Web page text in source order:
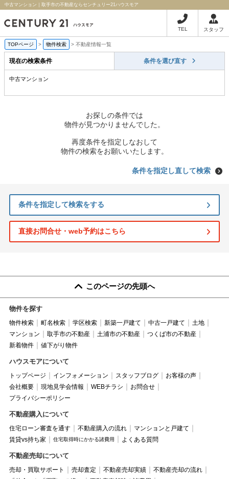
中古マンション｜取手市の不動産ならセンチュリー21ハウスモア
TEL スタッフ
TOPページ > 物件検索 > 不動産情報一覧
現在の検索条件 条件を選び直す
中古マンション
お探しの条件では
物件が見つかりませんでした。
再度条件を指定しなおして
物件の検索をお願いいたします。
条件を指定し直して検索
条件を指定して検索をする
直接お問合せ・web予約はこちら
このページの先頭へ
物件を探す
物件検索 町名検索 学区検索 新築一戸建て 中古一戸建て
土地
マンション
取手市の不動産 土浦市の不動産
つくば市の不動産
新着物件
値下がり物件
ハウスモアについて
トップページ インフォメーション スタッフブログ
お客様の声
会社概要
現地見学会情報 WEBチラシ
お問合せ
プライバシーポリシー
不動産購入について
住宅ローン審査を通す 不動産購入の流れ
マンションと戸建て
賃貸vs持ち家
住宅取得時にかかる諸費用 よくある質問
不動産売却について
売却・買取サポート 売却査定 不動産売却実績
不動産売却の流れ